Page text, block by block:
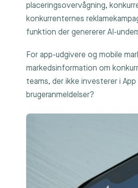
placeringsovervågning,
konkurrenternes
funktion der genererer AI-
For app-udgivere og mobile
markedsinformation om
teams, der ikke investerer i
brugeranmeldelser?